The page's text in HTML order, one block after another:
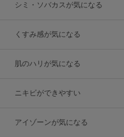
シミ・ソバカスが気になる
くすみ感が気になる
肌のハリが気になる
ニキビができやすい
アイゾーンが気になる